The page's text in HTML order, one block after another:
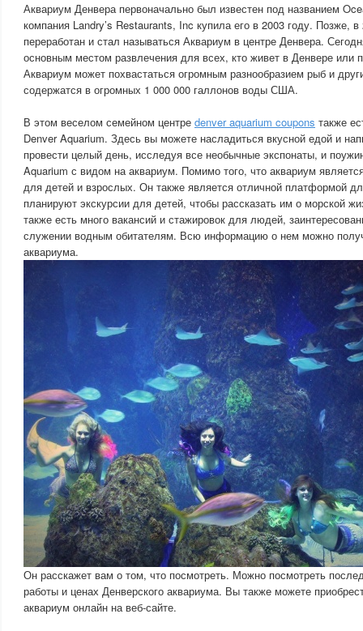
Аквариум Денвера первоначально был известен под названием
компания Landry’s Restaurants, Inc купила его в 2003 году. Позже,
переработан и стал называться Аквариум в центре Денвера.
основным местом развлечения для всех, кто живет в Денвере или
Аквариум может похвастаться огромным разнообразием рыб и
содержатся в огромных 1 000 000 галлонов воды США.
В этом веселом семейном центре denver aquarium coupons также
Denver Aquarium. Здесь вы можете насладиться вкусной едой и
провести целый день, исследуя все необычные экспонаты, и
Aquarium с видом на аквариум. Помимо того, что аквариум
для детей и взрослых. Он также является отличной платформой
планируют экскурсии для детей, чтобы рассказать им о морской
также есть много вакансий и стажировок для людей,
служении водным обитателям. Всю информацию о нем можно
аквариума.
Он расскажет вам о том, что посмотреть. Можно посмотреть
работы и ценах Денверского аквариума. Вы также можете
аквариум онлайн на веб-сайте.